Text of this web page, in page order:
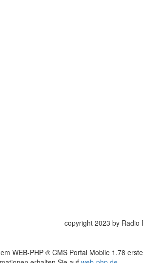
Rainer Winkler
WEB-PHP ® CMS Portal Mobile 1.78